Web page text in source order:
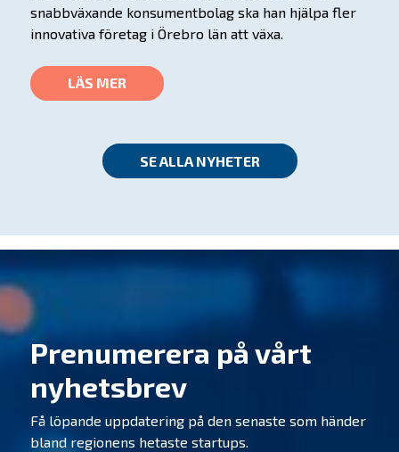
SE ALLA NYHETER
snabbväxande konsumentbolag ska han hjälpa fler
innovativa företag i Örebro län att växa.
LÄS MER
Prenumerera på vårt
nyhetsbrev
Få löpande uppdatering på den senaste som händer
bland regionens hetaste startups.